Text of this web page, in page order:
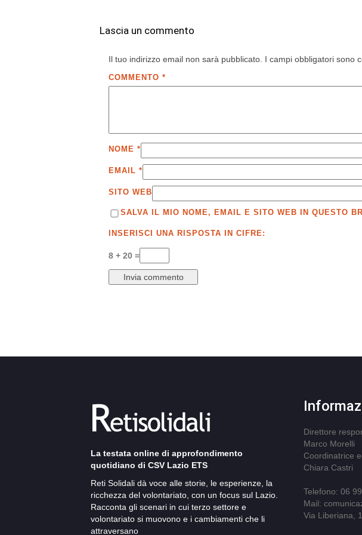
Lascia un commento
Il tuo indirizzo email non sarà pubblicato. I campi obbligatori sono
COMMENTO *
NOME *
EMAIL *
SITO WEB
SALVA IL MIO NOME, EMAIL E SITO WEB IN QUESTO
INSERISCI UNA RISPOSTA IN CIFRE:
8 + 20 =
La testata online di approfondimento
quotidiano di CSV Lazio ETS
Reti Solidali dà voce alle storie, le esperienze, la
ricchezza del volontariato, con un focus sul Lazio.
Racconta gli scenari in cui terzo settore e
volontariato si muovono e i cambiamenti che li
attraversano
Direttore
Marco Morelli
Coordinatrice
Chiara Castri
Telefono: 06
Mail:
Via Liberiana,